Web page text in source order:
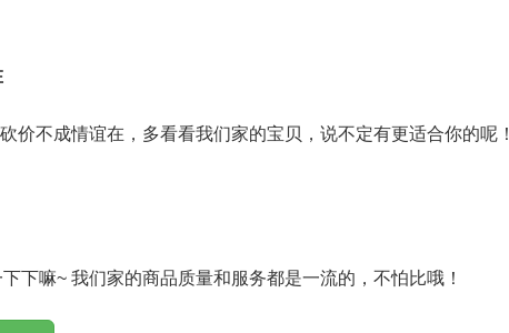
价不成情谊在，多看看我们家的宝贝，说不定有更适合你的呢！
下嘛~ 我们家的商品质量和服务都是一流的，不怕比哦！